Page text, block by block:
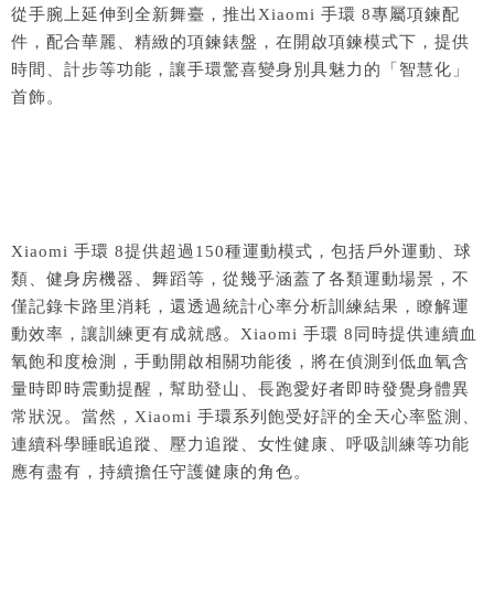
從手腕上延伸到全新舞臺，推出Xiaomi 手環 8專屬項鍊配
件，配合華麗、精緻的項鍊錶盤，在開啟項鍊模式下，提供
時間、計步等功能，讓手環驚喜變身別具魅力的「智慧化」
首飾。
Xiaomi 手環 8提供超過150種運動模式，包括戶外運動、球
類、健身房機器、舞蹈等，從幾乎涵蓋了各類運動場景，不
僅記錄卡路里消耗，還透過統計心率分析訓練結果，瞭解運
動效率，讓訓練更有成就感。Xiaomi 手環 8同時提供連續血
氧飽和度檢測，手動開啟相關功能後，將在偵測到低血氧含
量時即時震動提醒，幫助登山、長跑愛好者即時發覺身體異
常狀況。當然，Xiaomi 手環系列飽受好評的全天心率監測、
連續科學睡眠追蹤、壓力追蹤、女性健康、呼吸訓練等功能
應有盡有，持續擔任守護健康的角色。